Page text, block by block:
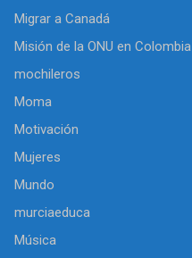
Migrar a Canadá
Misión de la ONU en Colombia
mochileros
Moma
Motivación
Mujeres
Mundo
murciaeduca
Música